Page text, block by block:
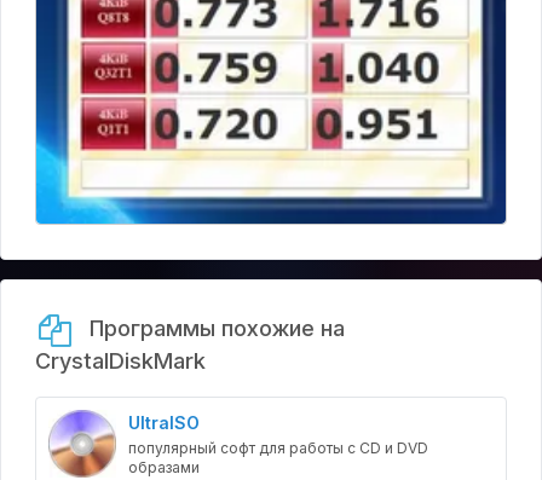
Программы похожие на
CrystalDiskMark
UltraISO
популярный софт для работы с CD и DVD
образами